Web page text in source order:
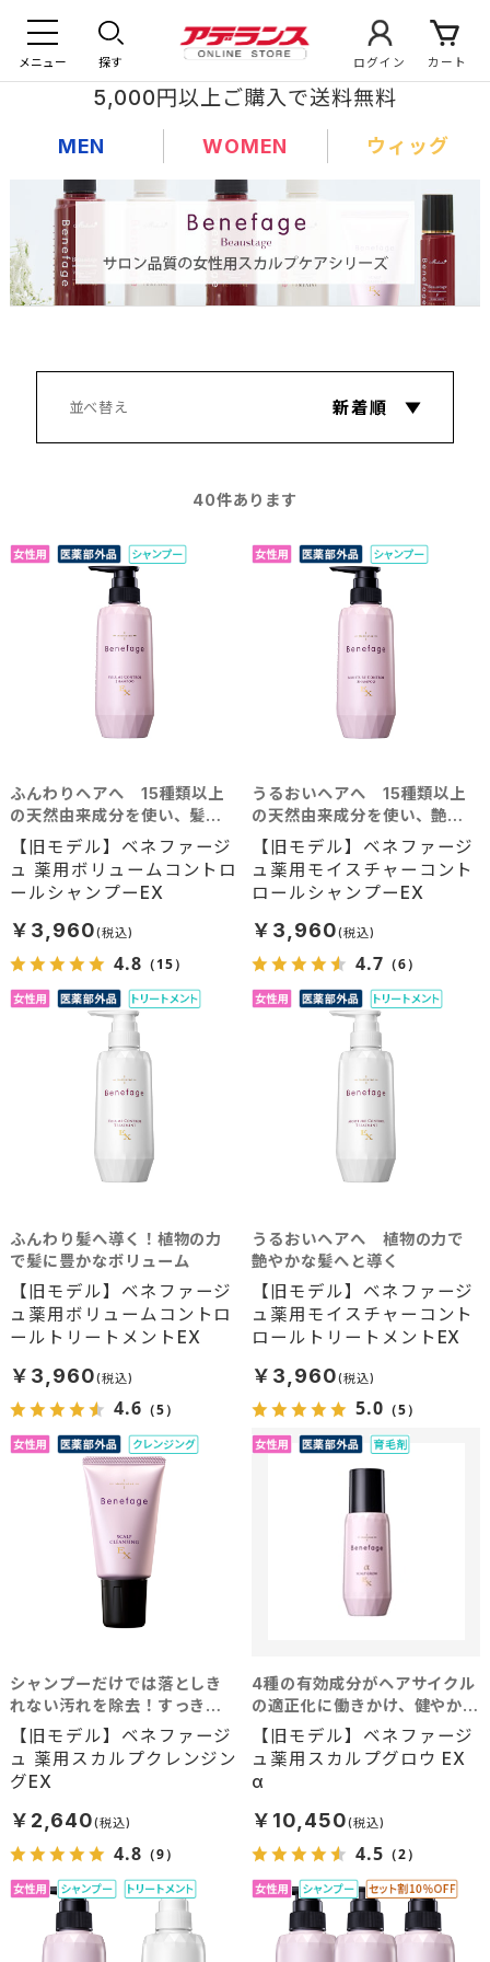
メニュー 探す ログイン カート
5,000円以上ご購入で送料無料
MEN WOMEN ウィッグ
40件あります
【旧モデル】ベネファージ
ュ 薬用ボリュームコントロ
ールシャンプーEX
ふんわりヘアへ 15種類以上
の天然由来成分を使い、髪に
豊かなボリュームを
￥3,960
4.8 （15）
【旧モデル】ベネファージ
ュ薬用モイスチャーコント
ロールシャンプーEX
うるおいヘアへ 15種類以上
の天然由来成分を使い、艶や
かな美髪へと導く
￥3,960
4.7 （6）
【旧モデル】ベネファージ
ュ薬用ボリュームコントロ
ールトリートメントEX
ふんわり髪へ導く！植物の力
で髪に豊かなボリューム
￥3,960
4.6 （5）
【旧モデル】ベネファージ
ュ薬用モイスチャーコント
ロールトリートメントEX
うるおいヘアへ 植物の力で
艶やかな髪へと導く
￥3,960
5.0 （5）
【旧モデル】ベネファージ
ュ 薬用スカルプクレンジン
グEX
シャンプーだけでは落としき
れない汚れを除去！すっきり
クリアな毛穴へ
￥2,640
4.8 （9）
【旧モデル】ベネファージ
ュ薬用スカルプグロウ EX
α
4種の有効成分がヘアサイクル
の適正化に働きかけ、健やかな
頭皮環境へ導く育毛剤
￥10,450
4.5 （2）